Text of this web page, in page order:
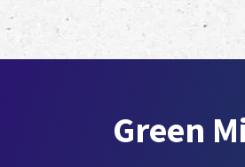
Green